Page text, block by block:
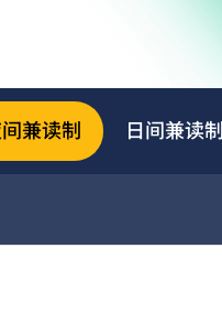
兼读制 日间兼读制